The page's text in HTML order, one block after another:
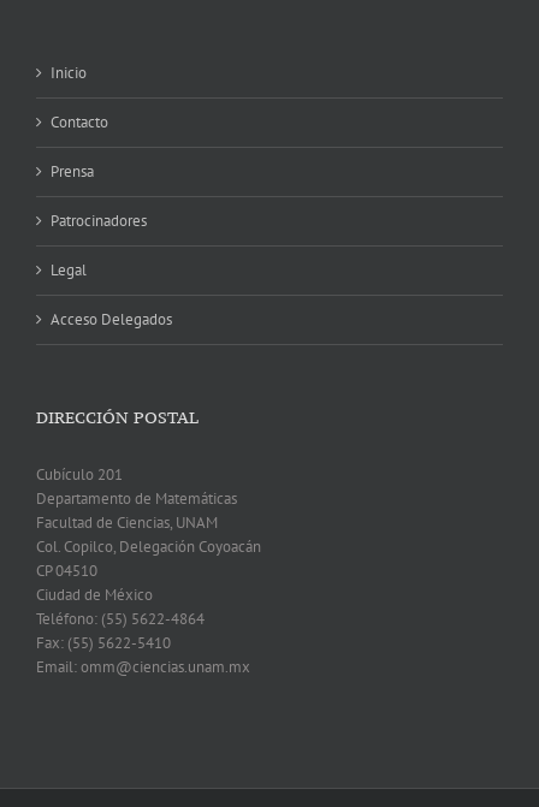
Inicio
Contacto
Prensa
Patrocinadores
Legal
Acceso Delegados
DIRECCIÓN POSTAL
Cubículo 201
Departamento de Matemáticas
Facultad de Ciencias, UNAM
Col. Copilco, Delegación Coyoacán
CP 04510
Ciudad de México
Teléfono: (55) 5622-4864
Fax: (55) 5622-5410
Email: omm@ciencias.unam.mx